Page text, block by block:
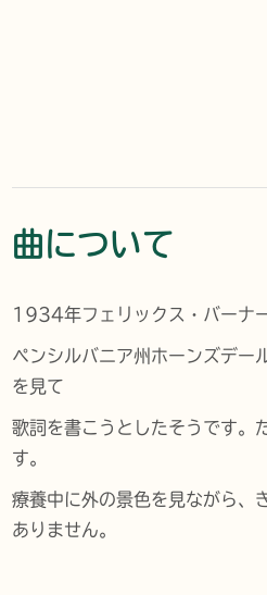
曲について
1934年フェリックス・バーナ
ペンシルバニア州ホーンズデー
を見て
歌詞を書こうとしたそうです。
す。
療養中に外の景色を見ながら、
ありません。